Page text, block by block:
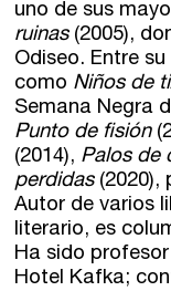
uno de sus
ruinas(2005),
Odiseo. Entre
como Niños de
Semana Negra
Punto de fisión
(2014), Palos de
perdidas(2020),
Autor de varios
literario, es
Ha sido
Hotel Kafka;